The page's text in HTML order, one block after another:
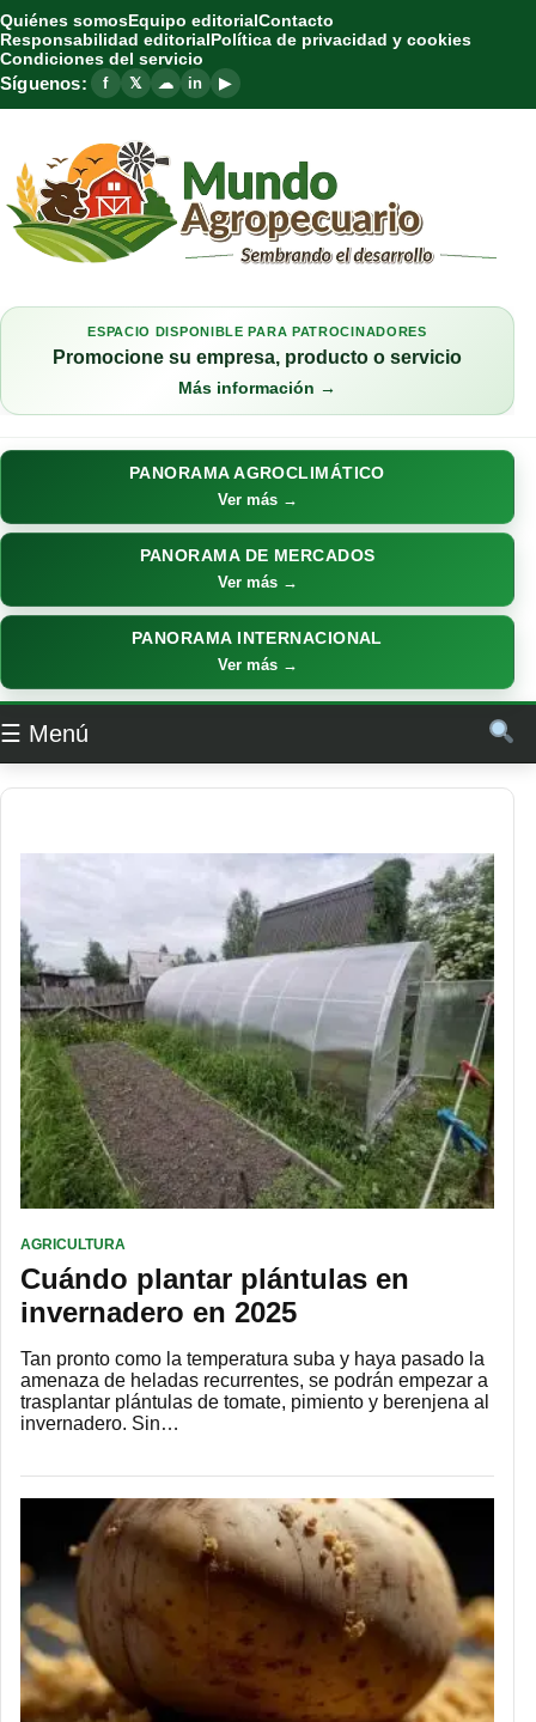
Quiénes somosEquipo editorialContacto
Responsabilidad editorialPolítica de privacidad y cookies
Condiciones del servicio
Síguenos: f 𝕏 ☁ in ▶
ESPACIO DISPONIBLE PARA PATROCINADORES
Promocione su empresa, producto o servicio
Más información →
PANORAMA AGROCLIMÁTICO
Ver más →
PANORAMA DE MERCADOS
Ver más →
PANORAMA INTERNACIONAL
Ver más →
☰ Menú
AGRICULTURA
Cuándo plantar plántulas en
invernadero en 2025
Tan pronto como la temperatura suba y haya pasado la
amenaza de heladas recurrentes, se podrán empezar a
trasplantar plántulas de tomate, pimiento y berenjena al
invernadero. Sin…